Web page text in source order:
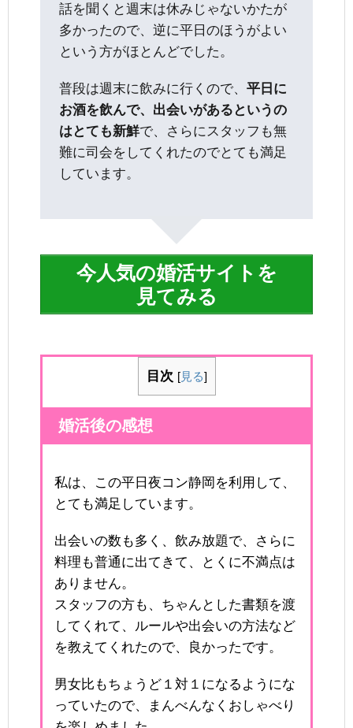
話を聞くと週末は休みじゃないかたが
多かったので、逆に平日のほうがよい
という方がほとんどでした。
普段は週末に飲みに行くので、 平日に
お酒を飲んで、出会いがあるというの
はとても新鮮で、さらにスタッフも無
難に司会をしてくれたのでとても満足
しています。
今人気の婚活サイトを
見てみる
目次 [見る]
婚活後の感想
私は、この平日夜コン静岡を利用して、
とても満足しています。
出会いの数も多く、飲み放題で、さらに
料理も普通に出てきて、とくに不満点は
ありません。
スタッフの方も、ちゃんとした書類を渡
してくれて、ルールや出会いの方法など
を教えてくれたので、良かったです。
男女比もちょうど１対１になるようにな
っていたので、まんべんなくおしゃべり